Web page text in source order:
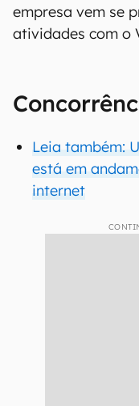
empresa vem se
atividades com o
Leia também:
está em
internet